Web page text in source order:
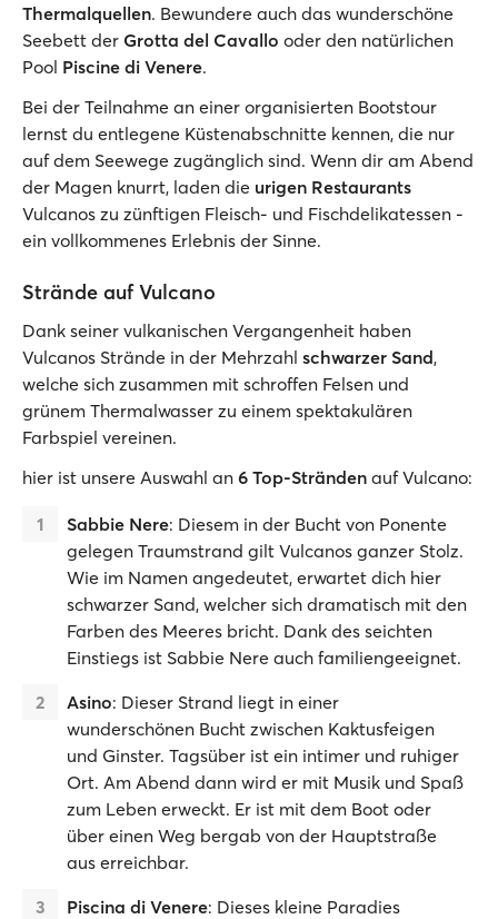
Thermalquellen. Bewundere auch das wunderschöne
Seebett der Grotta del Cavallo oder den natürlichen
Pool Piscine di Venere.
Bei der Teilnahme an einer organisierten Bootstour
lernst du entlegene Küstenabschnitte kennen, die nur
auf dem Seewege zugänglich sind. Wenn dir am Abend
der Magen knurrt, laden die urigen Restaurants
Vulcanos zu zünftigen Fleisch- und Fischdelikatessen -
ein vollkommenes Erlebnis der Sinne.
Strände auf Vulcano
Dank seiner vulkanischen Vergangenheit haben
Vulcanos Strände in der Mehrzahl schwarzer Sand,
welche sich zusammen mit schroffen Felsen und
grünem Thermalwasser zu einem spektakulären
Farbspiel vereinen.
hier ist unsere Auswahl an 6 Top-Stränden auf Vulcano:
Sabbie Nere: Diesem in der Bucht von Ponente
gelegen Traumstrand gilt Vulcanos ganzer Stolz.
Wie im Namen angedeutet, erwartet dich hier
schwarzer Sand, welcher sich dramatisch mit den
Farben des Meeres bricht. Dank des seichten
Einstiegs ist Sabbie Nere auch familiengeeignet.
Asino: Dieser Strand liegt in einer
wunderschönen Bucht zwischen Kaktusfeigen
und Ginster. Tagsüber ist ein intimer und ruhiger
Ort. Am Abend dann wird er mit Musik und Spaß
zum Leben erweckt. Er ist mit dem Boot oder
über einen Weg bergab von der Hauptstraße
aus erreichbar.
Piscina di Venere: Dieses kleine Paradies